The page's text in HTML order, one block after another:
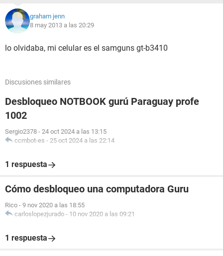
graham jenn
8 may 2013 a las 20:29
lo olvidaba, mi celular es el samguns gt-b3410
Discusiones similares
Desbloqueo NOTBOOK gurú Paraguay profe
1002
Sergio2378 - 24 oct 2024 a las 13:15
ccmbot-es - 25 oct 2024 a las 22:14
1 respuesta
Cómo desbloqueo una computadora Guru
Rico - 9 nov 2020 a las 18:55
carloslopezjurado - 10 nov 2020 a las 09:21
1 respuesta